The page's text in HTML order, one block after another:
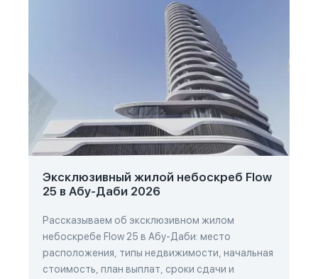
Эксклюзивный жилой небоскреб Flow
25 в Абу-Даби 2026
Рассказываем об эксклюзивном жилом
небоскребе Flow 25 в Абу-Даби: место
расположения, типы недвижимости, начальная
стоимость, план выплат, сроки сдачи и